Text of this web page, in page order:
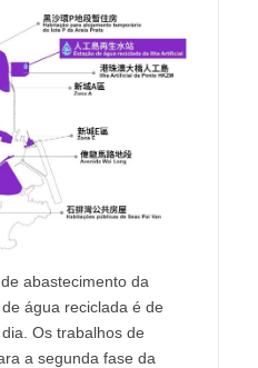
abastecimento da
água reciclada é de
Os trabalhos de
a segunda fase da